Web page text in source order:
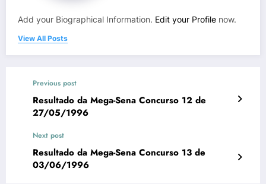
Add your Biographical Information. Edit your Profile now.
View All Posts
Previous post
Resultado da Mega-Sena Concurso 12 de
27/05/1996
Next post
Resultado da Mega-Sena Concurso 13 de
03/06/1996